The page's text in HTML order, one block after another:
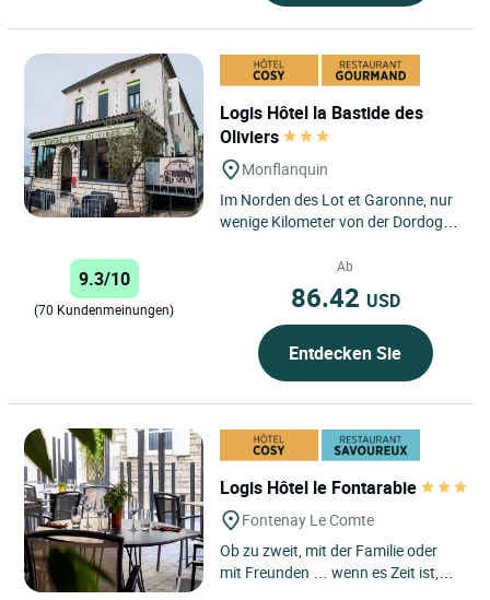
Logis Hôtel la Bastide des
Oliviers
Monflanquin
Im Norden des Lot et Garonne, nur
wenige Kilometer von der Dordogne
von Monflanquin erwartet...
9.3/10
(70 Kundenmeinungen)
Ab
86.42 USD
Entdecken Sie
Logis Hôtel le Fontarabie
Fontenay Le Comte
Ob zu zweit, mit der Familie oder
mit Freunden … wenn es Zeit ist,